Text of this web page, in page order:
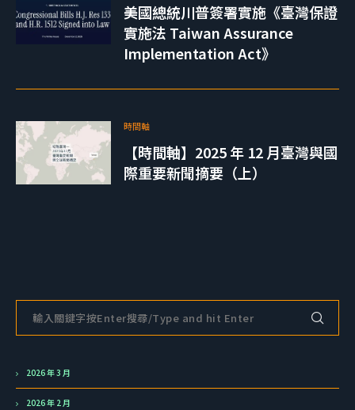
美國總統川普簽署實施《臺灣保證
實施法 Taiwan Assurance
Implementation Act》
時間軸
【時間軸】2025 年 12 月臺灣與國
際重要新聞摘要（上）
2026 年 3 月
2026 年 2 月